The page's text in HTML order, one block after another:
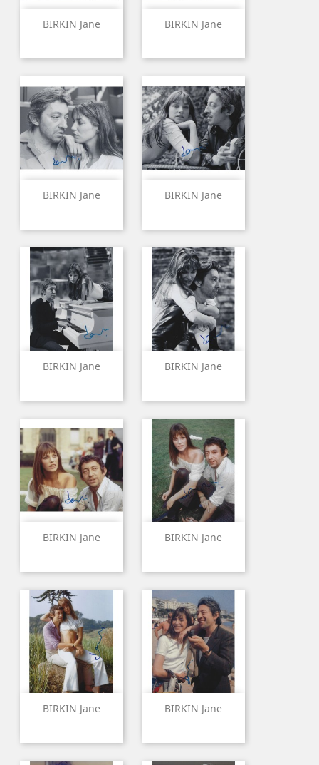
BIRKIN Jane BIRKIN Jane
BIRKIN Jane BIRKIN Jane
BIRKIN Jane BIRKIN Jane
BIRKIN Jane BIRKIN Jane
BIRKIN Jane BIRKIN Jane